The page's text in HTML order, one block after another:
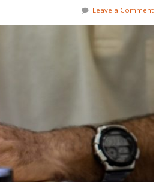
Leave a Comment